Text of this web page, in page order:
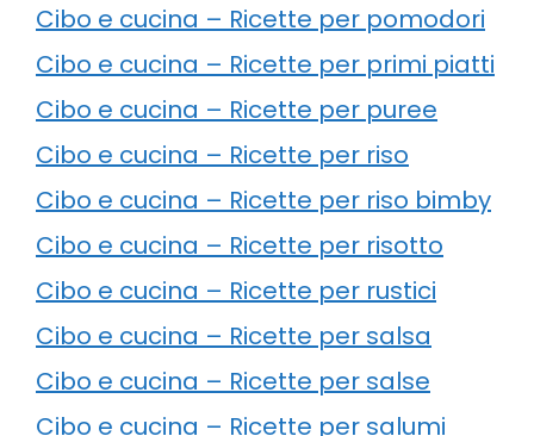
Cibo e cucina – Ricette per pomodori
Cibo e cucina – Ricette per primi piatti
Cibo e cucina – Ricette per puree
Cibo e cucina – Ricette per riso
Cibo e cucina – Ricette per riso bimby
Cibo e cucina – Ricette per risotto
Cibo e cucina – Ricette per rustici
Cibo e cucina – Ricette per salsa
Cibo e cucina – Ricette per salse
Cibo e cucina – Ricette per salumi